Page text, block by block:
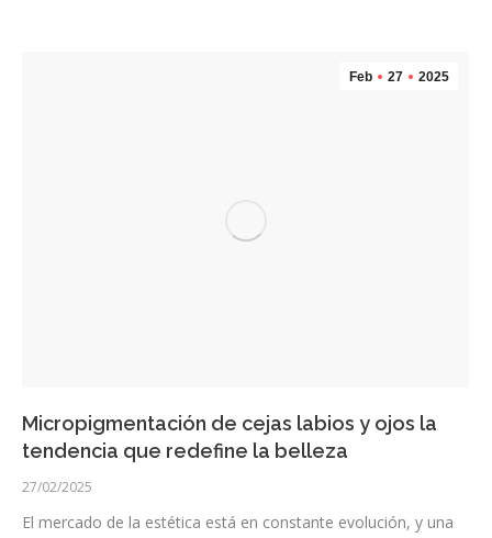
Feb 27 2025
Micropigmentación de cejas labios y ojos la
tendencia que redefine la belleza
27/02/2025
El mercado de la estética está en constante evolución, y una